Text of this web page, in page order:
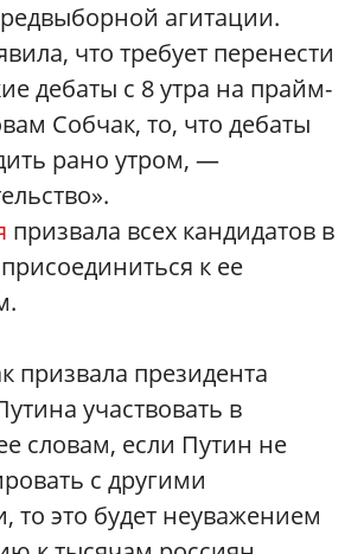
агитации.
что требует перенести
дебаты с 8 утра на прайм-
Собчак, то, что дебаты
рано утром, —
призвала всех кандидатов в
к ее
призвала президента
участвовать в
словам, если Путин не
с другими
то это будет неуважением